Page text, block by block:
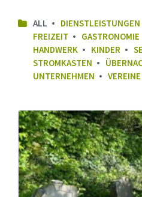
ALL DIENSTLEISTUNGEN
FREIZEIT
GASTRONOMIE
HANDWERK
KINDER
STROMKASTEN
UNTERNEHMEN
VEREINE